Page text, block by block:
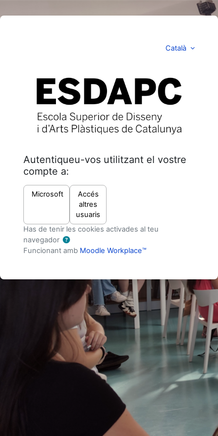
Català
ESDAPC
Autentiqueu-vos utilitzant el vostre
compte a:
Microsoft
Accés
altres
usuaris
Has de tenir les cookies activades al teu
navegador
Funcionant amb Moodle Workplace™